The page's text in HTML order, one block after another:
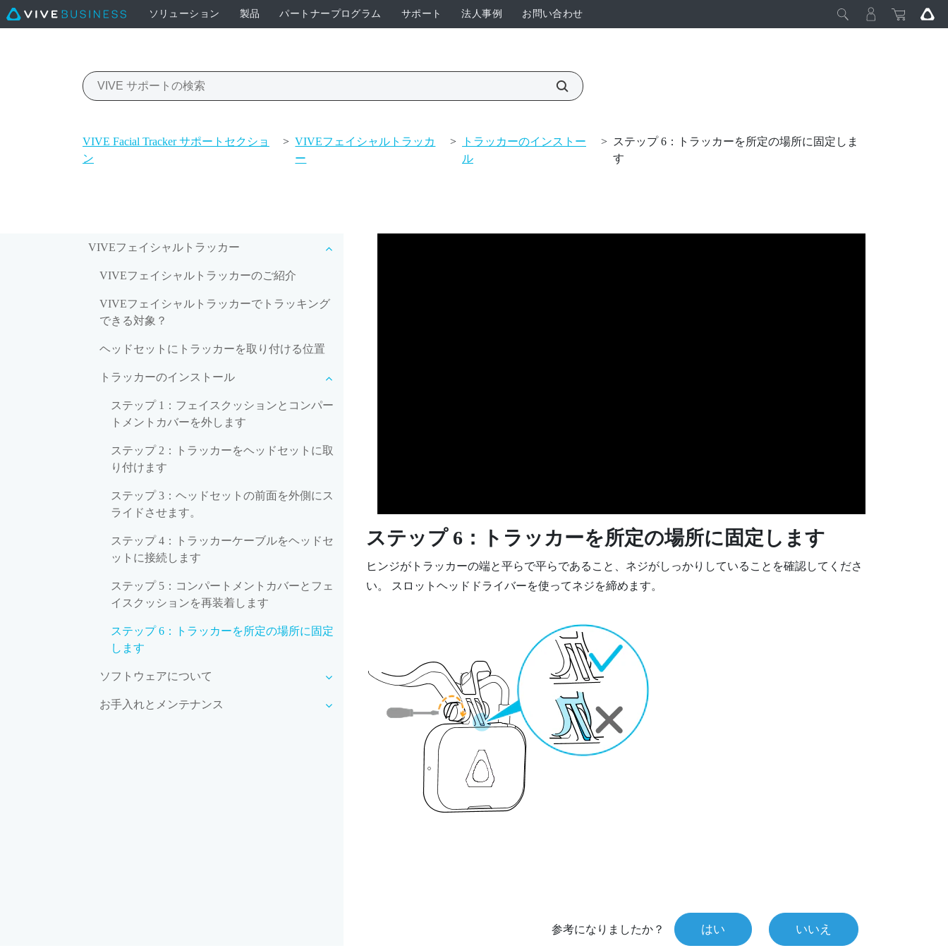
ソリューション 製品 パートナープログラム サポート 法人事例 お問い合わせ
VIVE Facial Tracker サポートセクショ
ン
> VIVEフェイシャルトラッカ
ー
>
トラッカーのインストー
ル
> ステップ 6：トラッカーを所定の場所に固定しま
す
VIVEフェイシャルトラッカー
VIVEフェイシャルトラッカーのご紹介
VIVEフェイシャルトラッカーでトラッキング
できる対象？
ヘッドセットにトラッカーを取り付ける位置
トラッカーのインストール
ステップ 1：フェイスクッションとコンパー
トメントカバーを外します
ステップ 2：トラッカーをヘッドセットに取
り付けます
ステップ 3：ヘッドセットの前面を外側にス
ライドさせます。
ステップ 4：トラッカーケーブルをヘッドセ
ットに接続します
ステップ 5：コンパートメントカバーとフェ
イスクッションを再装着します
ステップ 6：トラッカーを所定の場所に固定
します
ソフトウェアについて
お手入れとメンテナンス
ステップ 6：トラッカーを所定の場所に固定します
ヒンジがトラッカーの端と平らで平らであること、ネジがしっかりしていることを確認してくださ
い。 スロットヘッドドライバーを使ってネジを締めます。
参考になりましたか？ はい いいえ